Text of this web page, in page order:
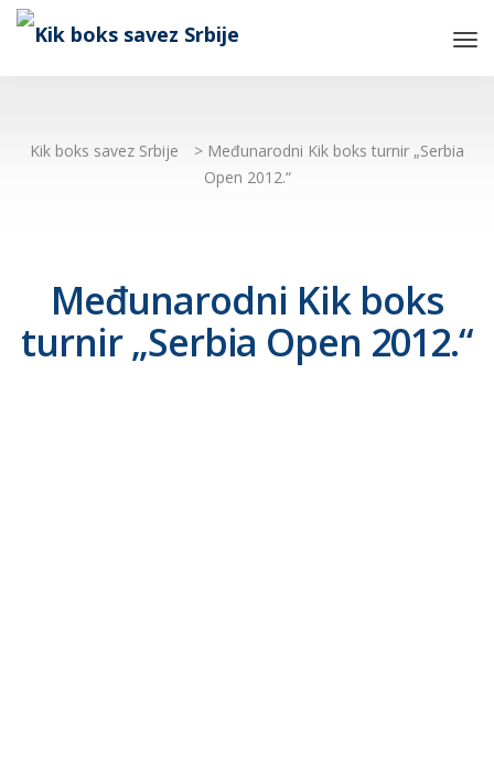
Kik boks savez Srbije > Međunarodni Kik boks turnir „Serbia
Open 2012.“
Međunarodni Kik boks
turnir „Serbia Open 2012.“